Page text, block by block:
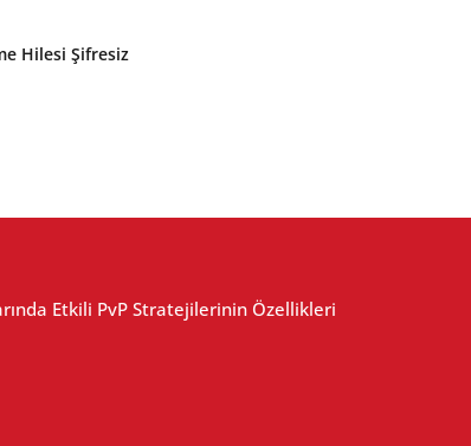
Hilesi Şifresiz
Etkili PvP Stratejilerinin Özellikleri